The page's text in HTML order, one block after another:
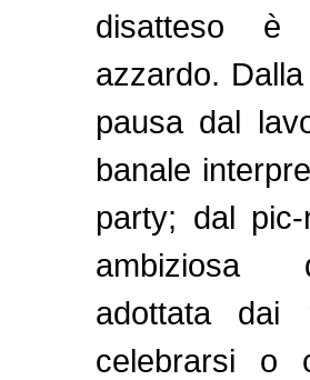
disatteso
azzardo.
pausa dal
banale
party; dal
ambiziosa
adottata dai
celebrarsi o